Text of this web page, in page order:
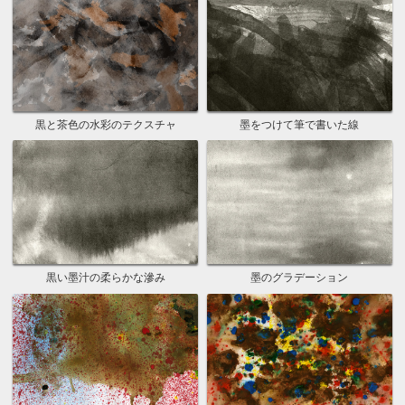
黒と茶色の水彩のテクスチャ 墨をつけて筆で書いた線
黒い墨汁の柔らかな滲み 墨のグラデーション